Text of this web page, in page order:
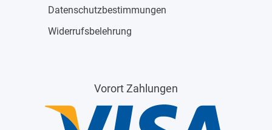
Datenschutzbestimmungen
Widerrufsbelehrung
Vorort Zahlungen